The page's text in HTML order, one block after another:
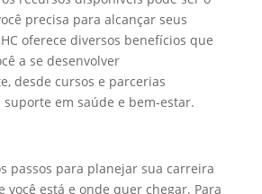
precisa para alcançar seus
oferece diversos benefícios que
a se desenvolver
desde cursos e parcerias
em saúde e bem-estar.
passos para planejar sua carreira
você está e onde quer chegar. Para